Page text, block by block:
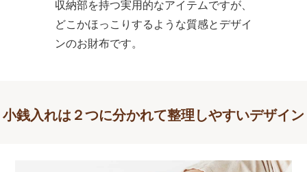
収納部を持つ実用的なアイテムですが、
どこかほっこりするような質感とデザイ
ンのお財布です。
小銭入れは２つに分かれて整理しやすいデザイン